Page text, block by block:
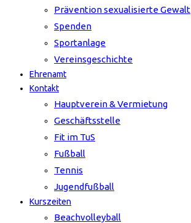
Prävention sexualisierte Gewalt
Spenden
Sportanlage
Vereinsgeschichte
Ehrenamt
Kontakt
Hauptverein & Vermietung
Geschäftsstelle
Fit im TuS
Fußball
Tennis
Jugendfußball
Kurszeiten
Beachvolleyball